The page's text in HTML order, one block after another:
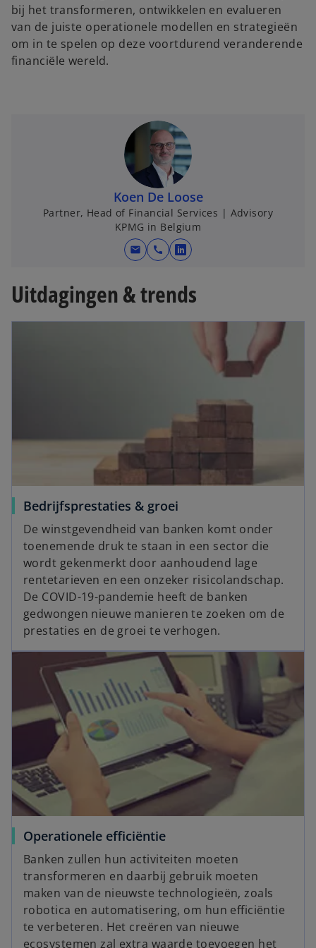
bij het transformeren, ontwikkelen en evalueren
van de juiste operationele modellen en strategieën
om in te spelen op deze voortdurend veranderende
financiële wereld.
Koen De Loose
Partner, Head of Financial Services | Advisory
KPMG in Belgium
mail call
o
e
n
s
w
Uitdagingen & trends
Bedrijfsprestaties & groei
De winstgevendheid van banken komt onder
toenemende druk te staan in een sector die
wordt gekenmerkt door aanhoudend lage
rentetarieven en een onzeker risicolandschap.
De COVID-19-pandemie heeft de banken
gedwongen nieuwe manieren te zoeken om de
prestaties en de groei te verhogen.
Operationele efficiëntie
Banken zullen hun activiteiten moeten
transformeren en daarbij gebruik moeten
maken van de nieuwste technologieën, zoals
robotica en automatisering, om hun efficiëntie
te verbeteren. Het creëren van nieuwe
ecosystemen zal extra waarde toevoegen het